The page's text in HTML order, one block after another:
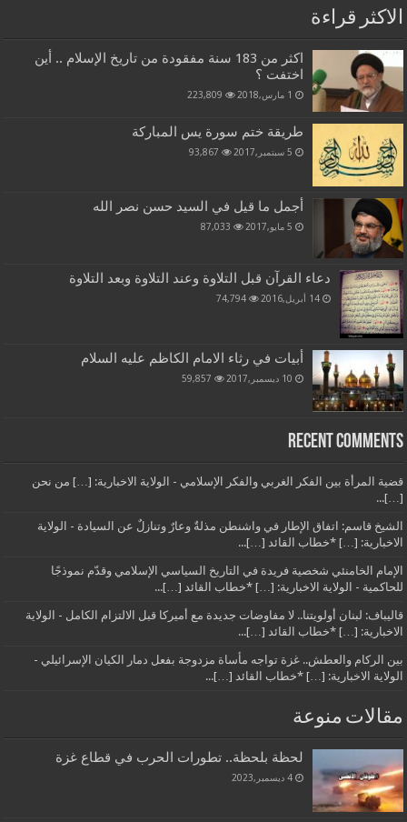
الاكثر قراءة
اكثر من 183 سنة مفقودة من تاريخ الإسلام .. أين
اختفت ؟
1 مارس,2018 223,809
طريقة ختم سورة يس المباركة
5 سبتمبر,2017 93,867
أجمل ما قيل في السيد حسن نصر الله
5 مايو,2017 87,033
دعاء القرآن قبل التلاوة وعند التلاوة وبعد التلاوة
14 أبريل,2016 74,794
أبيات في رثاء الامام الكاظم عليه السلام
10 ديسمبر,2017 59,857
Recent Comments
قضية المرأة بين الفكر الغربي والفكر الإسلامي - الولاية الاخبارية: […] من نحن
[…]...
الشيخ قاسم: اتفاق الإطار في واشنطن مذلةٌ وعارٌ وتنازلٌ عن السيادة - الولاية
الاخبارية: […] *خطاب القائد […]...
الإمام الخامنئي شخصية فريدة في التاريخ السياسي الإسلامي وقدّم نموذجًا
للحاكمية - الولاية الاخبارية: […] *خطاب القائد […]...
قاليباف: لبنان أولويتنا.. لا مفاوضات جديدة مع أميركا قبل الالتزام الكامل - الولاية
الاخبارية: […] *خطاب القائد […]...
بين الركام والعطش.. غزة تواجه مأساة مزدوجة بفعل دمار الكيان الإسرائيلي -
الولاية الاخبارية: […] *خطاب القائد […]...
مقالات منوعة
لحظة بلحظة.. تطورات الحرب في قطاع غزة
4 ديسمبر,2023